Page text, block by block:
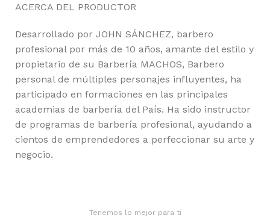
ACERCA DEL PRODUCTOR
Desarrollado por JOHN SÁNCHEZ, barbero
profesional por más de 10 años, amante del estilo y
propietario de su Barbería MACHOS, Barbero
personal de múltiples personajes influyentes, ha
participado en formaciones en las principales
academias de barbería del País. Ha sido instructor
de programas de barbería profesional, ayudando a
cientos de emprendedores a perfeccionar su arte y
negocio.
Tenemos lo mejor para ti